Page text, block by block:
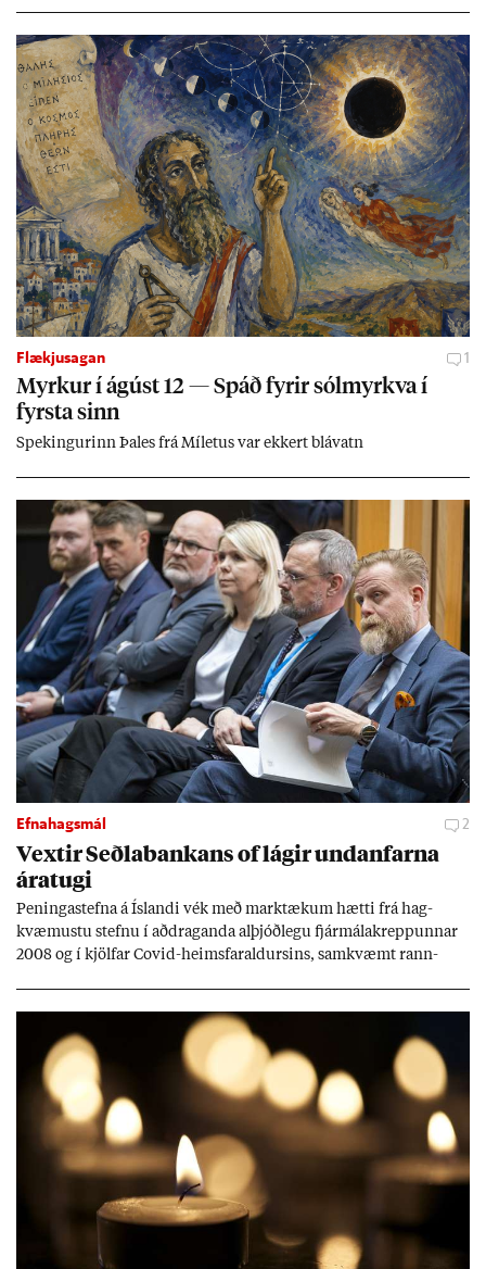
Flækjusagan 1
Myrk­ur í ág­úst 12 — Spáð fyr­ir sól­myrkva í
fyrsta sinn
Spek­ing­ur­inn Þa­les frá Míletus var ekk­ert blá­vatn
Efnahagsmál 2
Vext­ir Seðla­bank­ans of lág­ir und­an­farna
ára­tugi
Pen­inga­stefna á Ís­landi vék með mark­tæk­um hætti frá hag­
kvæm­ustu stefnu í að­drag­anda al­þjóð­legu fjár­málakrepp­unn­ar
2008 og í kjöl­far Covid-heims­far­ald­urs­ins, sam­kvæmt rann­